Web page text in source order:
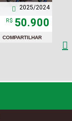
2025/2024

R$ 50.900
COMPARTILHAR
